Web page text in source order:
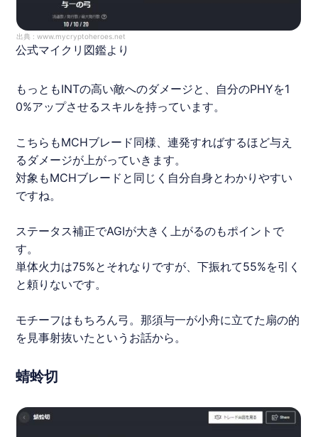
出典 :www.mycryptoheroes.net
公式マイクリ図鑑より
もっともINTの高い敵へのダメージと、自分のPHYを1
0%アップさせるスキルを持っています。
こちらもMCHブレード同様、連発すればするほど与え
るダメージが上がっていきます。
対象もMCHブレードと同じく自分自身とわかりやすい
ですね。
ステータス補正でAGIが大きく上がるのもポイントで
す。
単体火力は75%とそれなりですが、下振れて55%を引く
と頼りないです。
モチーフはもちろん弓。那須与一が小舟に立てた扇の的
を見事射抜いたというお話から。
蜻蛉切